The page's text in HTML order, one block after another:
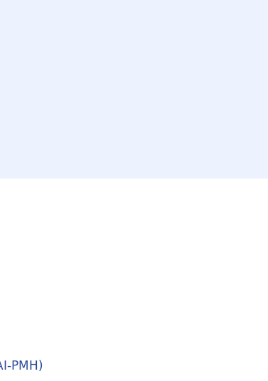
PMH)